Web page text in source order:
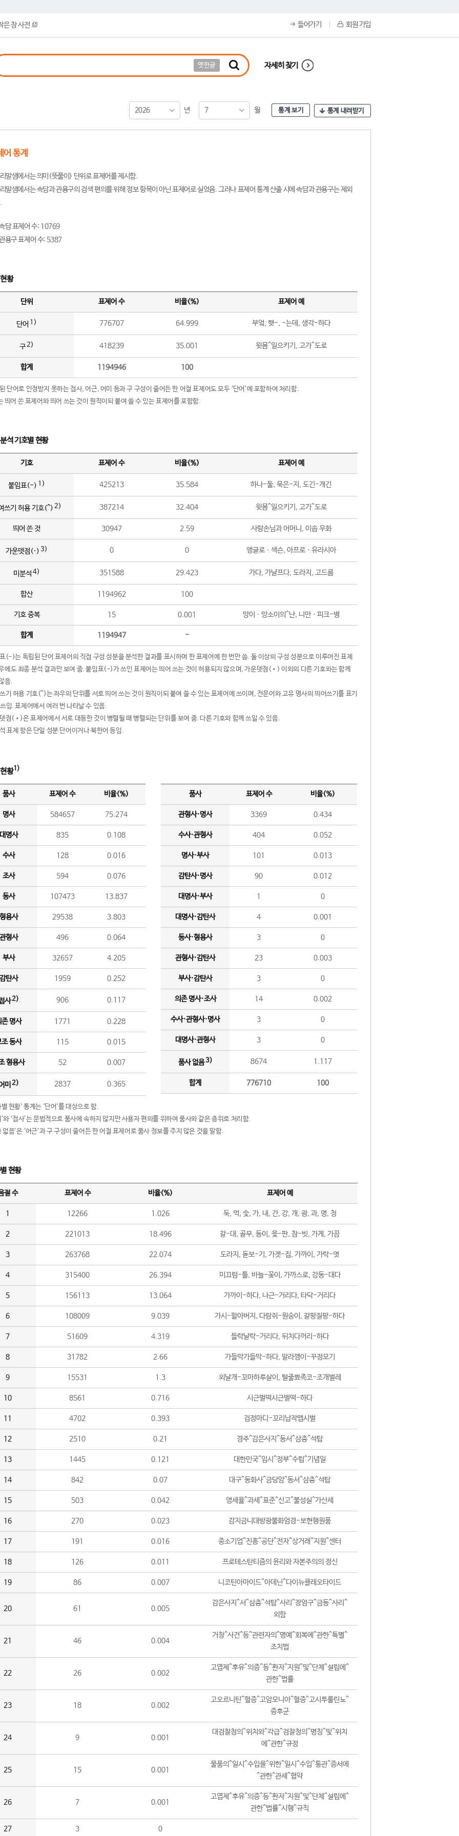
은 창 사전 들어가기 회원 가입
옛한글 자세히 찾기
2026 년 7 월 통계 보기 통계 내려받기
어 통계
말샘에서는 의미(뜻풀이) 단위로 표제어를 제시함.
말샘에서는 속담과 관용구의 검색 편의를 위해 정보 항목이 아닌 표제어로 실었음. 그러나 표제어 통계 산출 시에 속담과 관용구는 제외
담 표제어 수: 10769
용구 표제어 수: 5387
황
단위 표제어 수 비율(%) 표제어 예
단어 1) 776707 64.999 부엌, 햇-, -는데, 생각-하다
구2) 418239 35.001 윗몸^일으키기, 고가^도로
합계 1194946 100
단어로 인정받지 못하는 접사, 어근, 어미 등과 구 구성이 줄어든 한 어절 표제어도 모두 ‘단어’에 포함하여 처리함.
띄어 쓴 표제어와 띄어 쓰는 것이 원칙이되 붙여 쓸 수 있는 표제어를 포함함.
석 기호별 현황
기호 표제어 수 비율(%) 표제어 예
붙임표(-) 1) 425213 35.584 하나-둘, 묵은-지, 도긴-개긴
쓰기 허용 기호(^) 2) 387214 32.404 윗몸^일으키기, 고가^도로
띄어 쓴 것 30947 2.59 사랑손님과 어머니, 이솝 우화
가운뎃점(·) 3) 0 0 앵글로ㆍ색슨, 아프로ㆍ유라시아
미분석 4) 351588 29.423 가다, 가냘프다, 도라지, 고드름
합산 1194962 100
기호 중복 15 0.001 망이ㆍ망소이의^난, 니만ㆍ피크-병
합계 1194947 -
(-)는 독립된 단어 표제어의 직접 구성 성분을 분석한 결과를 표시하며 한 표제어에 한 번만 씀. 둘 이상의 구성 성분으로 이루어진 표제
에도 최종 분석 결과만 보여 줌. 붙임표(-)가 쓰인 표제어는 띄어 쓰는 것이 허용되지 않으며, 가운뎃점(•) 이외의 다른 기호와는 함께
음.
기 허용 기호(^)는 좌우의 단위를 서로 띄어 쓰는 것이 원칙이되 붙여 쓸 수 있는 표제어에 쓰이며, 전문어와 고유 명사의 띄어쓰기를 표기
임. 표제어에서 여러 번 나타날 수 있음.
점(•)은 표제어에서 서로 대등한 것이 병렬될 때 병렬되는 단위를 보여 줌. 다른 기호와 함께 쓰일 수 있음.
표제 항은 단일 성분 단어이거나 북한어 등임.
황1)
품사 표제어 수 비율(%)
명사 584657 75.274
명사 835 0.108
수사 128 0.016
조사 594 0.076
동사 107473 13.837
용사 29538 3.803
형사 496 0.064
부사 32657 4.205
탄사 1959 0.252
사2) 906 0.117
존 명사 1771 0.228
조 동사 115 0.015
형용사 52 0.007
미 2) 2837 0.365
품사 표제어 수 비율(%)
관형사·명사 3369 0.434
수사·관형사 404 0.052
명사·부사 101 0.013
감탄사·명사 90 0.012
대명사·부사 1 0
대명사·감탄사 4 0.001
동사·형용사 3 0
관형사·감탄사 23 0.003
부사·감탄사 3 0
의존 명사·조사 14 0.002
수사·관형사·명사 3 0
대명사·관형사 3 0
품사 없음3) 8674 1.117
합계 776710 100
현황' 통계는 '단어'를 대상으로 함.
와 ‘접사’는 문법적으로 품사에 속하지 않지만 사용자 편의를 위하여 품사와 같은 층위로 처리함.
없음’은 ‘어근’과 구 구성이 줄어든 한 어절 표제어로 품사 정보를 주지 않은 것을 말함.
현황
절 수 표제어 수 비율(%) 표제어 예
1 12266 1.026 둑, 먹, 숯, 가, 내, 간, 강, 개, 광, 과, 명, 청
2 221013 18.496 갈-대, 골무, 동이, 윷-판, 참-빗, 가게, 가끔
3 263768 22.074 도라지, 돋보-기, 가겟-집, 가까이, 가락-엿
4 315400 26.394 미끄럼-틀, 바늘-꽂이, 가까스로, 강동-대다
5 156113 13.064 가까이-하다, 나근-거리다, 타닥-거리다
6 108009 9.039 가시-할아버지, 다람쥐-원숭이, 갈팡질팡-하다
7 51609 4.319 들락날락-거리다, 뒤치다꺼리-하다
8 31782 2.66 가들막가들막-하다, 말라깽이-꾸정모기
9 15531 1.3 외날개-꼬마하루살이, 털줄뾰족코-조개벌레
10 8561 0.716 시근벌떡시근벌떡-하다
11 4702 0.393 검정마디-꼬리납작맵시벌
12 2510 0.21 경주^감은사지^동서^삼층^석탑
13 1445 0.121 대한민국^임시^정부^수립^기념일
14 842 0.07 대구^동화사^금당암^동서^삼층^석탑
15 503 0.042 영세율^과세^표준^신고^불성실^가산세
16 270 0.023 감지금니대방광불화엄경-보현행원품
17 191 0.016 중소기업^진흥^공단^전자^상거래^지원^센터
18 126 0.011 프로테스탄티즘의 윤리와 자본주의의 정신
19 86 0.007 니코틴아마이드^아데닌^다이뉴클레오타이드
20 61 0.005
감은사지^서^삼층^석탑^사리^장엄구^금동^사리^
외함
21 46 0.004
거창^사건^등^관련자의^명예^회복에^관한^특별^
조치법
22 26 0.002
고엽제^후유^의증^등^환자^지원^및^단체^설립에^
관한^법률
23 18 0.002
고오르니틴^혈증^고암모니아^혈증^고시투룰린뇨^
증후군
24 9 0.001
대검찰청의^위치와^각급^검찰청의^명칭^및^위치
에^관한^규정
25 15 0.001
물품의^일시^수입을^위한^일시^수입^통관^증서에
^관한^관세^협약
26 7 0.001
고엽제^후유^의증^등^환자^지원^및^단체^설립에^
관한^법률^시행^규칙
27 3 0